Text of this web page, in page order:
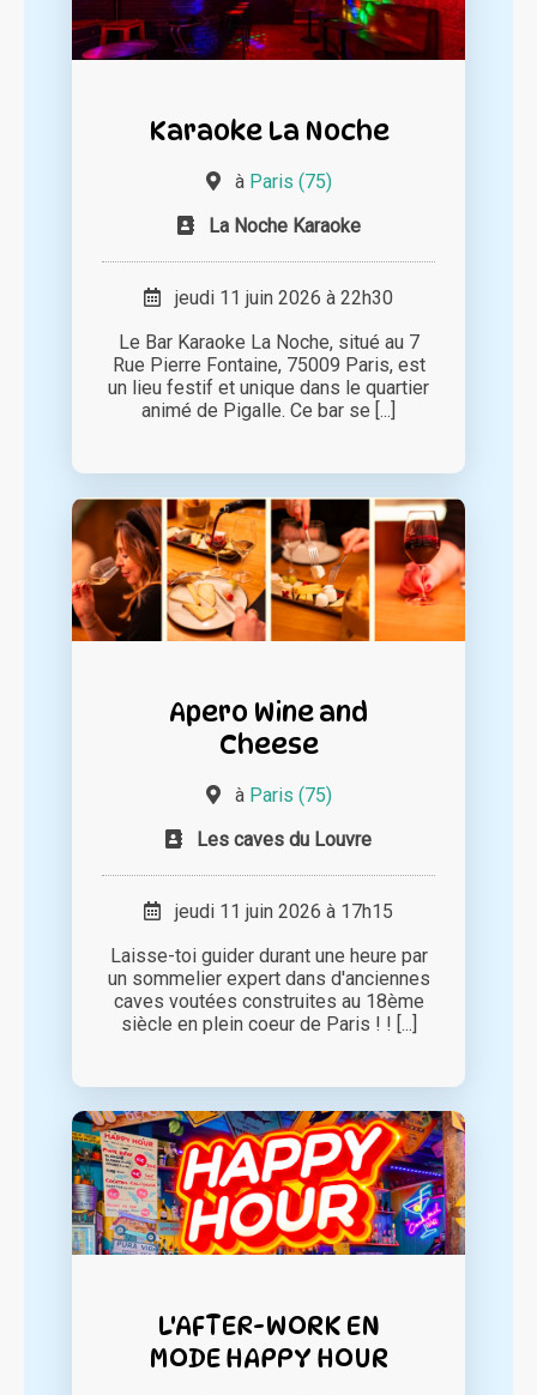
Karaoke La Noche
à Paris (75)
La Noche Karaoke
jeudi 11 juin 2026 à 22h30
Le Bar Karaoke La Noche, situé au 7
Rue Pierre Fontaine, 75009 Paris, est
un lieu festif et unique dans le quartier
animé de Pigalle. Ce bar se [...]
Apero Wine and
Cheese
à Paris (75)
Les caves du Louvre
jeudi 11 juin 2026 à 17h15
Laisse-toi guider durant une heure par
un sommelier expert dans d'anciennes
caves voutées construites au 18ème
siècle en plein coeur de Paris ! ! [...]
L'AFTER-WORK EN
MODE HAPPY HOUR